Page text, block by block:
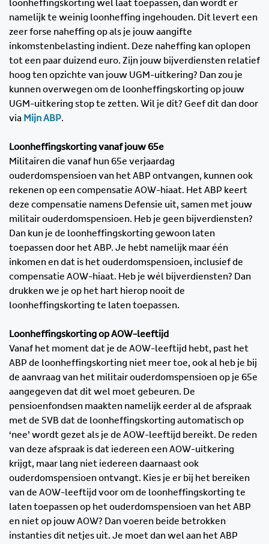
loonheffingskorting wél laat toepassen, dan wordt er
namelijk te weinig loonheffing ingehouden. Dit levert een
zeer forse naheffing op als je jouw aangifte
inkomstenbelasting indient. Deze naheffing kan oplopen
tot een paar duizend euro. Zijn jouw bijverdiensten relatief
hoog ten opzichte van jouw UGM-uitkering? Dan zou je
kunnen overwegen om de loonheffingskorting op jouw
UGM-uitkering stop te zetten. Wil je dit? Geef dit dan door
via Mijn ABP.
Loonheffingskorting vanaf jouw 65e
Militairen die vanaf hun 65e verjaardag
ouderdomspensioen van het ABP ontvangen, kunnen ook
rekenen op een compensatie AOW-hiaat. Het ABP keert
deze compensatie namens Defensie uit, samen met jouw
militair ouderdomspensioen. Heb je geen bijverdiensten?
Dan kun je de loonheffingskorting gewoon laten
toepassen door het ABP. Je hebt namelijk maar één
inkomen en dat is het ouderdomspensioen, inclusief de
compensatie AOW-hiaat. Heb je wél bijverdiensten? Dan
drukken we je op het hart hierop nooit de
loonheffingskorting te laten toepassen.
Loonheffingskorting op AOW-leeftijd
Vanaf het moment dat je de AOW-leeftijd hebt, past het
ABP de loonheffingskorting niet meer toe, ook al heb je bij
de aanvraag van het militair ouderdomspensioen op je 65e
aangegeven dat dit wel moet gebeuren. De
pensioenfondsen maakten namelijk eerder al de afspraak
met de SVB dat de loonheffingskorting automatisch op
‘nee’ wordt gezet als je de AOW-leeftijd bereikt. De reden
van deze afspraak is dat iedereen een AOW-uitkering
krijgt, maar lang niet iedereen daarnaast ook
ouderdomspensioen ontvangt. Kies je er bij het bereiken
van de AOW-leeftijd voor om de loonheffingskorting te
laten toepassen op het ouderdomspensioen van het ABP
en niet op jouw AOW? Dan voeren beide betrokken
instanties dit netjes uit. Je moet dan wel aan het ABP